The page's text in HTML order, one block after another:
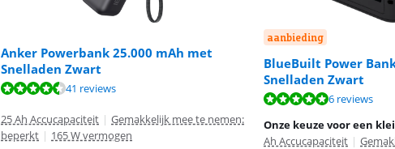
Anker Powerbank 25.000 mAh met
Snelladen Zwart
Beoordeling is 9,3 van de 10, gebaseerd op 41 reviews.
41 reviews
25 Ah Accucapaciteit | Gemakkelijk mee te nemen:
beperkt | 165 W vermogen
aanbieding
BlueBuilt Power
Snelladen Zwart
Beoordeling is 9,6 van de 10, gebaseerd op 6 reviews.
6 reviews
Onze keuze voor een
Ah Accucapaciteit |